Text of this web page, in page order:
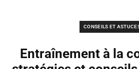
CONSEILS ET
Entraînement à la